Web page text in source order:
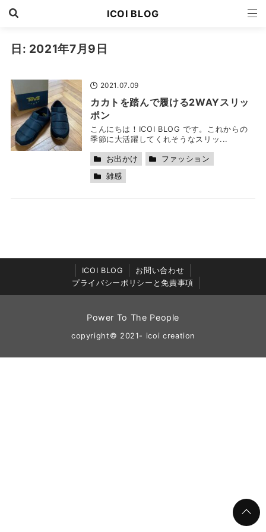
ICOI BLOG
日: 2021年7月9日
2021.07.09
カカトを踏んで履ける2WAYスリッ
ポン
こんにちは！ICOI BLOG です。これからの
季節に大活躍してくれそうなスリッ...
お出かけ
ファッション
雑感
ICOI BLOG
お問い合わせ
プライバシーポリシーと免責事項
Power To The People
copyright© 2021- icoi creation